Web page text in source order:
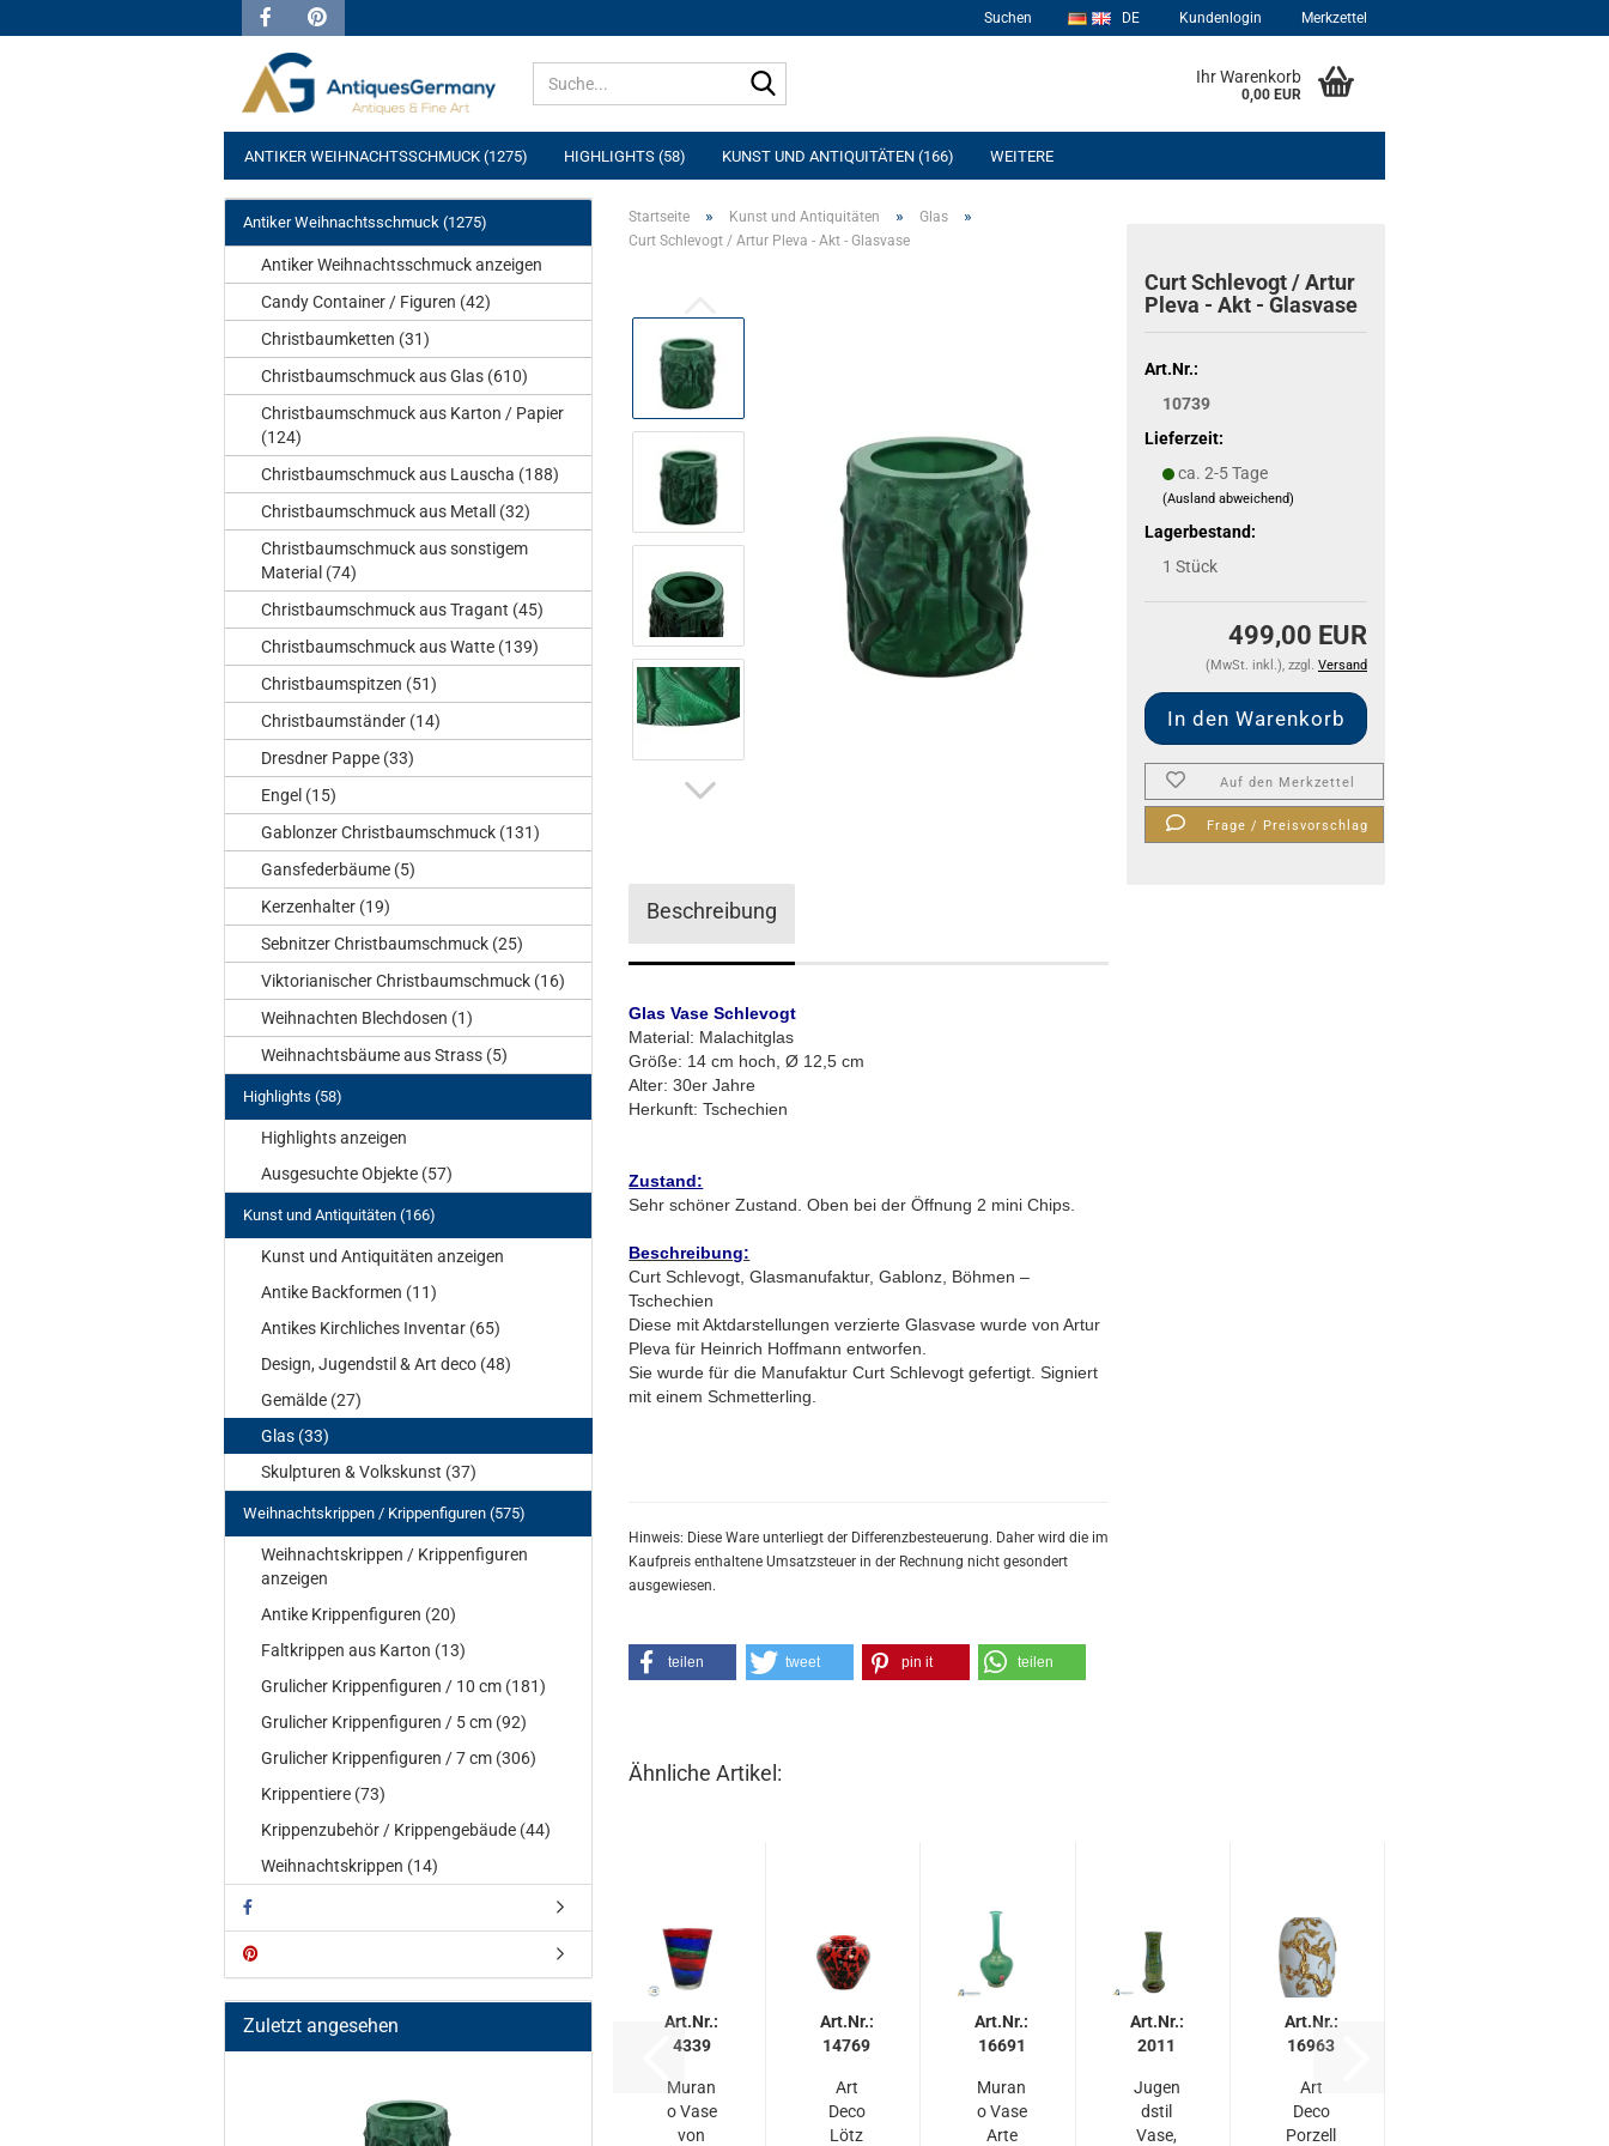
Suchen DE Kundenlogin Merkzettel
Ihr Warenkorb
0,00 EUR
ANTIKER WEIHNACHTSSCHMUCK (1275) HIGHLIGHTS (58) KUNST UND ANTIQUITÄTEN (166) WEITERE
Startseite » Kunst und Antiquitäten » Glas »
Curt Schlevogt / Artur Pleva - Akt - Glasvase
Curt Schlevogt / Artur
Pleva - Akt - Glasvase
Art.Nr.:
10739
Lieferzeit:
ca. 2-5 Tage
(Ausland abweichend)
Lagerbestand:
1Stück
499,00 EUR
(MwSt. inkl.), zzgl. Versand
Auf den Merkzettel
Frage / Preisvorschlag
Beschreibung
Glas Vase Schlevogt
Material: Malachitglas
Größe: 14 cm hoch, Ø 12,5 cm
Alter: 30er Jahre
Herkunft: Tschechien
Zustand:
Sehr schöner Zustand. Oben bei der Öffnung 2 mini Chips.
Beschreibung:
Curt Schlevogt, Glasmanufaktur, Gablonz, Böhmen –
Tschechien
Diese mit Aktdarstellungen verzierte Glasvase wurde von Artur
Pleva für Heinrich Hoffmann entworfen.
Sie wurde für die Manufaktur Curt Schlevogt gefertigt. Signiert
mit einem Schmetterling.
Hinweis: Diese Ware unterliegt der Differenzbesteuerung. Daher wird die im
Kaufpreis enthaltene Umsatzsteuer in der Rechnung nicht gesondert
ausgewiesen.
teilen tweet pin it teilen
Ähnliche Artikel:
Art.Nr.:
4339
Muran
o Vase
von
Art.Nr.:
14769
Art
Deco
Lötz
Art.Nr.:
16691
Muran
o Vase
Arte
Art.Nr.:
2011
Jugen
dstil
Vase,
Art.Nr.:
16963
Art
Deco
Porzell
Antiker Weihnachtsschmuck (1275)
Antiker Weihnachtsschmuck anzeigen
Candy Container / Figuren (42)
Christbaumketten (31)
Christbaumschmuck aus Glas (610)
Christbaumschmuck aus Karton / Papier
(124)
Christbaumschmuck aus Lauscha (188)
Christbaumschmuck aus Metall (32)
Christbaumschmuck aus sonstigem
Material (74)
Christbaumschmuck aus Tragant (45)
Christbaumschmuck aus Watte (139)
Christbaumspitzen (51)
Christbaumständer (14)
Dresdner Pappe (33)
Engel (15)
Gablonzer Christbaumschmuck (131)
Gansfederbäume (5)
Kerzenhalter (19)
Sebnitzer Christbaumschmuck (25)
Viktorianischer Christbaumschmuck (16)
Weihnachten Blechdosen (1)
Weihnachtsbäume aus Strass (5)
Highlights (58)
Highlights anzeigen
Ausgesuchte Objekte (57)
Kunst und Antiquitäten (166)
Kunst und Antiquitäten anzeigen
Antike Backformen (11)
Antikes Kirchliches Inventar (65)
Design, Jugendstil & Art deco (48)
Gemälde (27)
Glas (33)
Skulpturen & Volkskunst (37)
Weihnachtskrippen / Krippenfiguren (575)
Weihnachtskrippen / Krippenfiguren
anzeigen
Antike Krippenfiguren (20)
Faltkrippen aus Karton (13)
Grulicher Krippenfiguren / 10 cm (181)
Grulicher Krippenfiguren / 5 cm (92)
Grulicher Krippenfiguren / 7 cm (306)
Krippentiere (73)
Krippenzubehör / Krippengebäude (44)
Weihnachtskrippen (14)
Zuletzt angesehen